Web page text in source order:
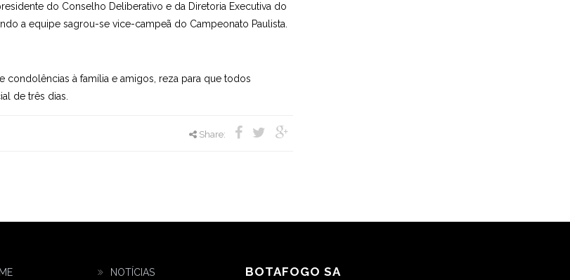
do Conselho Deliberativo e da Diretoria Executiva do
a equipe sagrou-se vice-campeã do Campeonato Paulista.
à família e amigos, reza para que todos
de três dias.
Share:
NOTÍCIAS BOTAFOGO SA